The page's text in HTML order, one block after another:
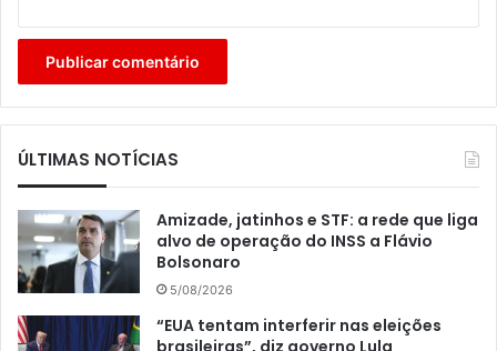
ÚLTIMAS NOTÍCIAS
Amizade, jatinhos e STF: a rede que liga
alvo de operação do INSS a Flávio
Bolsonaro
5/08/2026
“EUA tentam interferir nas eleições